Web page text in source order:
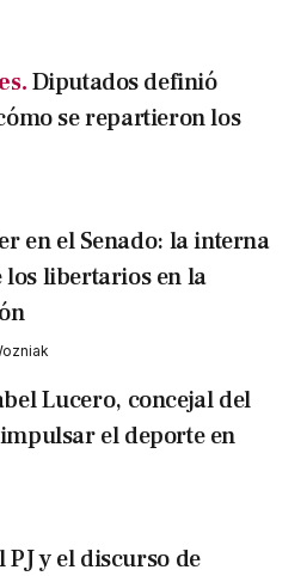
Diputados definió
se repartieron los
en el Senado: la interna
los libertarios en la
Lucero, concejal del
el deporte en
PJ y el discurso de